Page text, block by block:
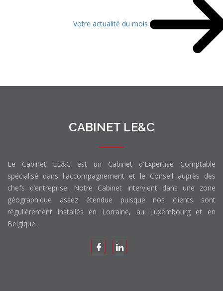
Votre actualité du mois
CABINET LE&C
Le Cabinet LE&C est un Cabinet d'Expertise Comptable
spécialisé dans l'accompagnement et le Conseil auprès des
chefs d’entreprise. Notre Cabinet intervient dans une zone
géographique assez étendue puisque nos clients sont
régulièrement installés en Lorraine, au Luxembourg et en
Belgique.